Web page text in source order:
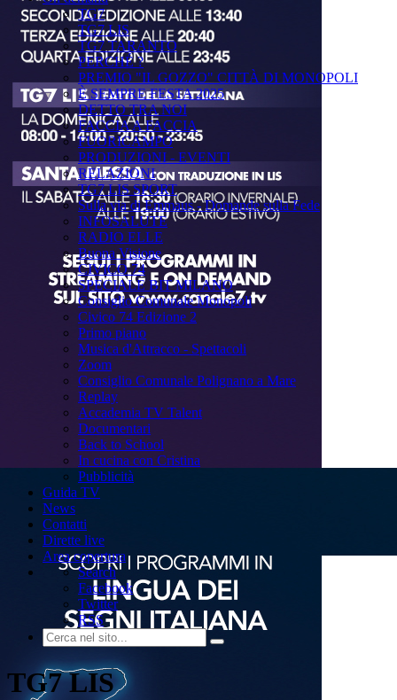
TG7
TG7 LIS
TG7 TARANTO
PERCHÉ ?
PREMIO "IL GOZZO" CITTÀ DI MONOPOLI
È SEMPRE FESTA 2025
DETTO TRA NOI
FACCIA A FACCIA
FUORICAMPO
PRODUZIONI - EVENTI
RELAZIONI
TG7 LIS SPORT
Sulla via di Emmaus - Domande sulla Fede
INFOSALUTE
RADIO ELLE
Buona Visione
CIVICO 74
SPECIALE BIT MILANO
Consiglio Comunale Monopoli
Civico 74 Edizione 2
Primo piano
Musica d'Attracco - Spettacoli
Zoom
Consiglio Comunale Polignano a Mare
Replay
Accademia TV Talent
Documentari
Back to School
In cucina con Cristina
Pubblicità
Guida TV
News
Contatti
Dirette live
Area copertura
Search
Facebook
Twitter
RSS
TG7 LIS